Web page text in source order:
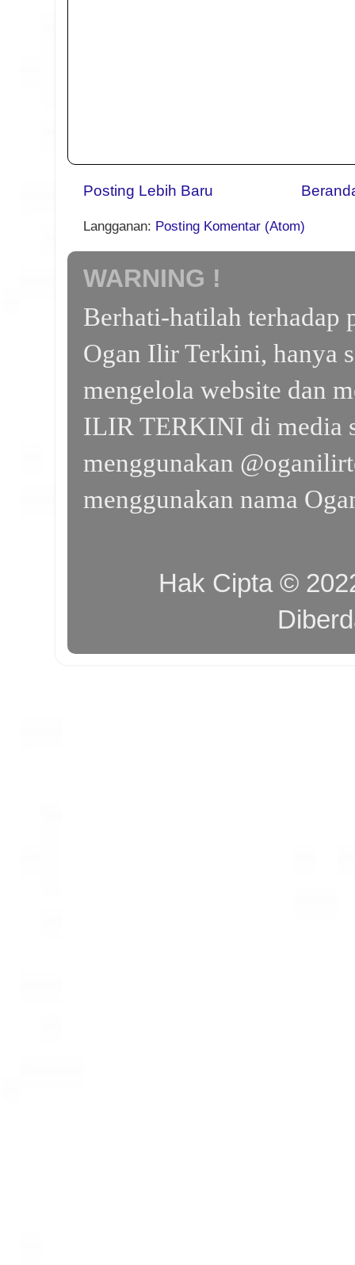
Posting Lebih Baru
Langganan: Posting Komentar (Atom)
WARNING !
Berhati-hatilah terhadap
Ogan Ilir Terkini, hanya
mengelola website dan
ILIR TERKINI di media
menggunakan
menggunakan nama
Hak Cipta ©